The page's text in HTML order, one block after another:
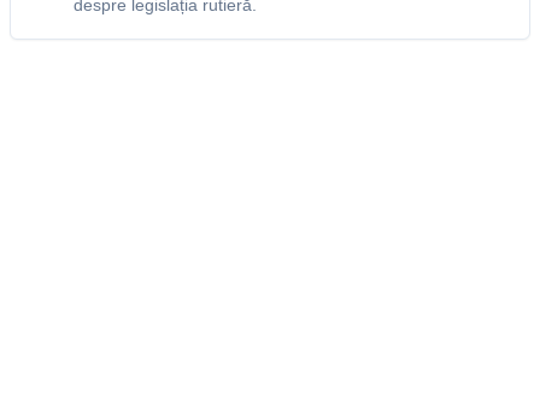
despre legislația rutieră.